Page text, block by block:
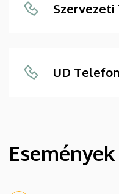
UD
Események